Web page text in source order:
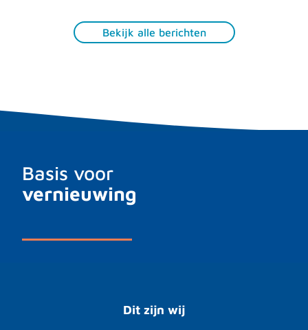
Bekijk alle berichten
Basis voor
vernieuwing
Dit zijn wij